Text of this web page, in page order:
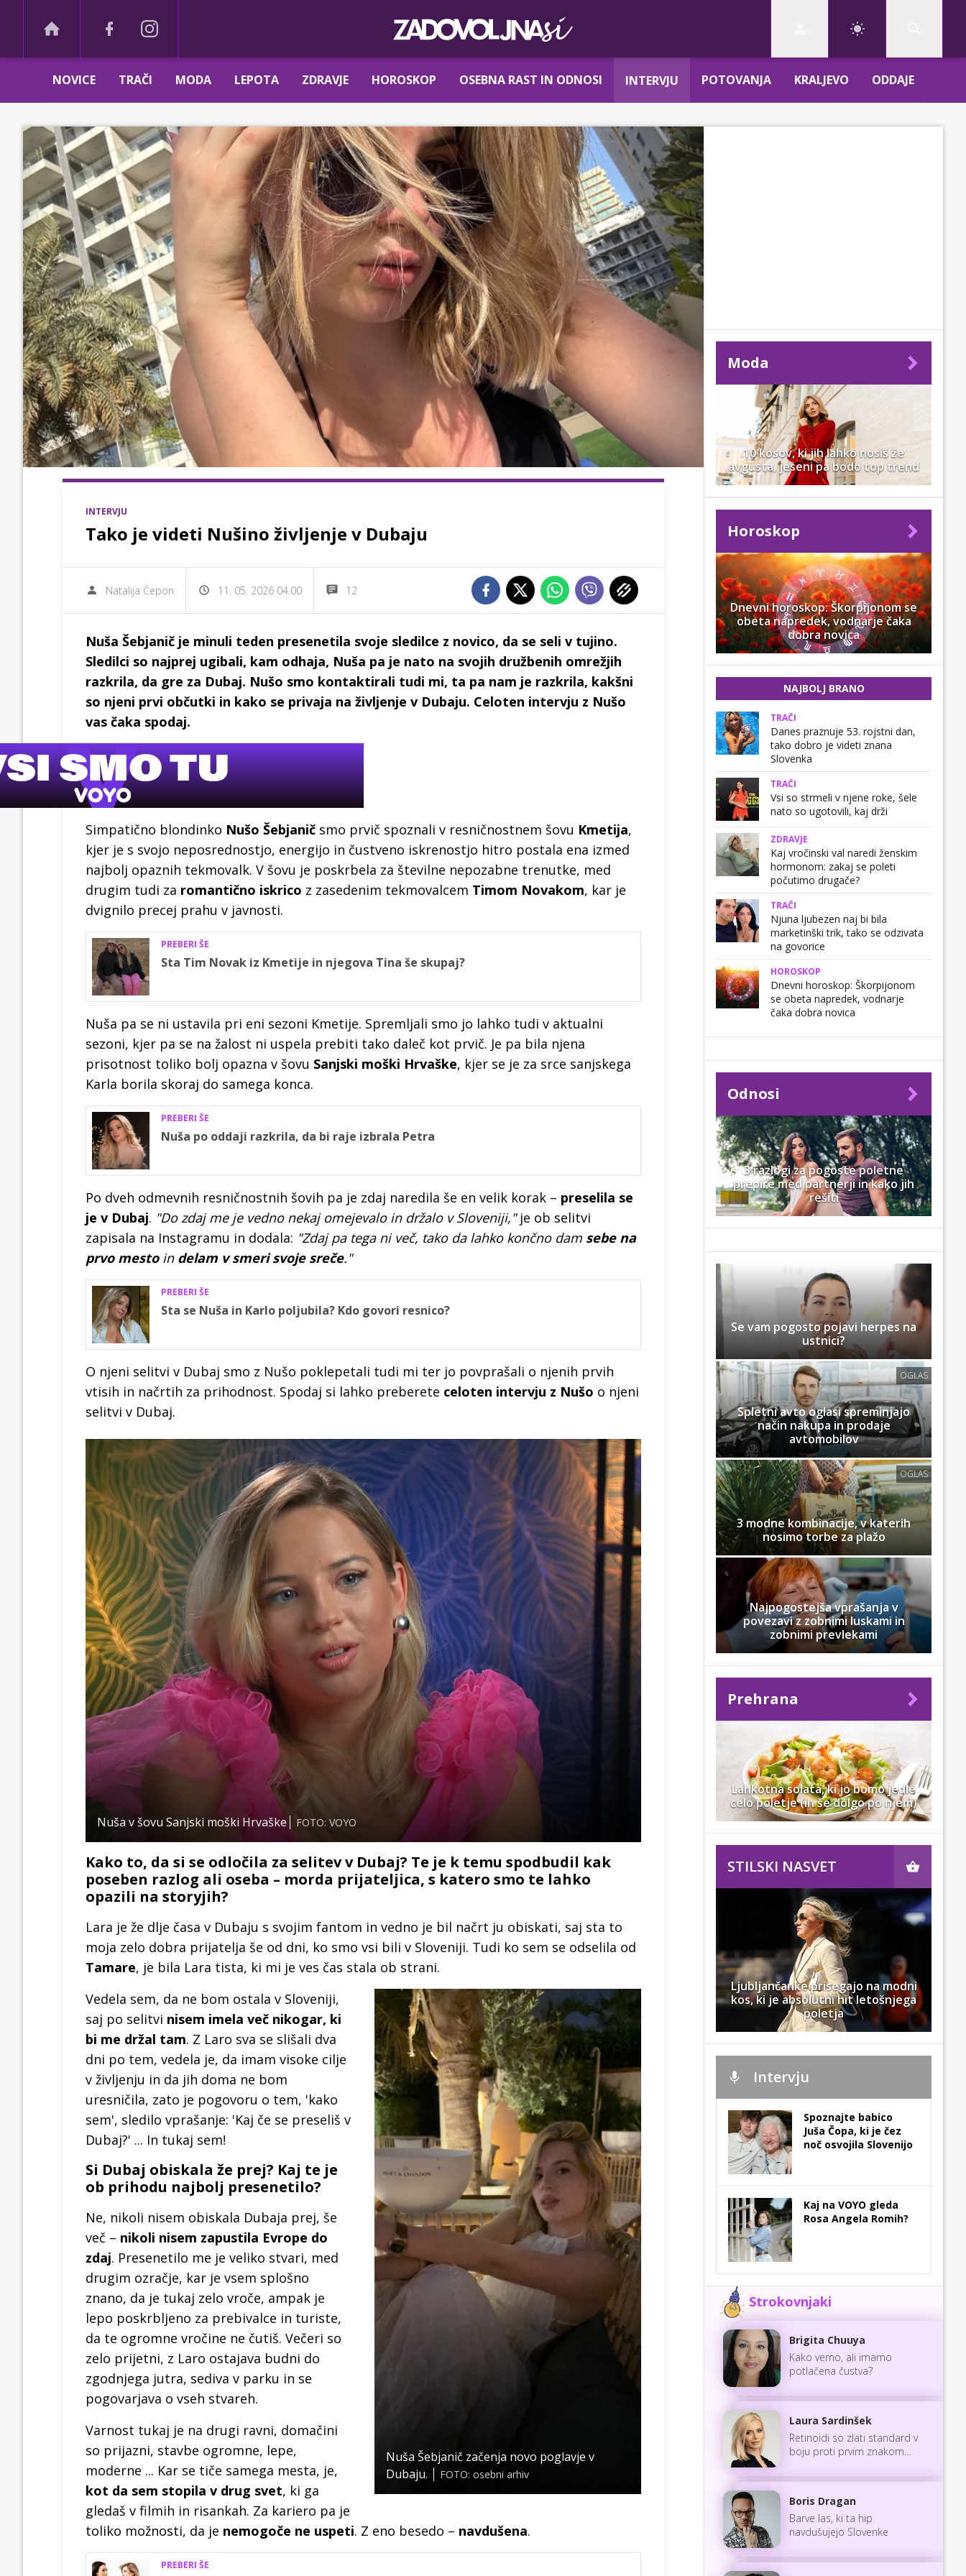
NOVICE TRAČI MODA LEPOTA ZDRAVJE HOROSKOP OSEBNA RAST IN ODNOSI INTERVJU POTOVANJA KRALJEVO ODDAJE
INTERVJU
Tako je videti Nušino življenje v Dubaju
Natalija Čepon 11. 05. 2026 04.00 12
Nuša Šebjanič je minuli teden presenetila svoje sledilce z novico, da se seli v tujino.
Sledilci so najprej ugibali, kam odhaja, Nuša pa je nato na svojih družbenih omrežjih
razkrila, da gre za Dubaj. Nušo smo kontaktirali tudi mi, ta pa nam je razkrila, kakšni
so njeni prvi občutki in kako se privaja na življenje v Dubaju. Celoten intervju z Nušo
vas čaka spodaj.
Simpatično blondinko Nušo Šebjanič smo prvič spoznali v resničnostnem šovu Kmetija,
kjer je s svojo neposrednostjo, energijo in čustveno iskrenostjo hitro postala ena izmed
najbolj opaznih tekmovalk. V šovu je poskrbela za številne nepozabne trenutke, med
drugim tudi za romantično iskrico z zasedenim tekmovalcem Timom Novakom, kar je
dvignilo precej prahu v javnosti.
PREBERI ŠE
Sta Tim Novak iz Kmetije in njegova Tina še skupaj?
Nuša pa se ni ustavila pri eni sezoni Kmetije. Spremljali smo jo lahko tudi v aktualni
sezoni, kjer pa se na žalost ni uspela prebiti tako daleč kot prvič. Je pa bila njena
prisotnost toliko bolj opazna v šovu Sanjski moški Hrvaške, kjer se je za srce sanjskega
Karla borila skoraj do samega konca.
PREBERI ŠE
Nuša po oddaji razkrila, da bi raje izbrala Petra
Po dveh odmevnih resničnostnih šovih pa je zdaj naredila še en velik korak – preselila se
je v Dubaj. "Do zdaj me je vedno nekaj omejevalo in držalo v Sloveniji,"je ob selitvi
zapisala na Instagramu in dodala: "Zdaj pa tega ni več, tako da lahko končno dam sebe na
prvo mesto in delam v smeri svoje sreče."
PREBERI ŠE
Sta se Nuša in Karlo poljubila? Kdo govori resnico?
O njeni selitvi v Dubaj smo z Nušo poklepetali tudi mi ter jo povprašali o njenih prvih
vtisih in načrtih za prihodnost. Spodaj si lahko preberete celoten intervju z Nušo o njeni
selitvi v Dubaj.
Nuša v šovu Sanjski moški Hrvaške FOTO: VOYO
Kako to, da si se odločila za selitev v Dubaj? Te je k temu spodbudil kak
poseben razlog ali oseba – morda prijateljica, s katero smo te lahko
opazili na storyjih?
Lara je že dlje časa v Dubaju s svojim fantom in vedno je bil načrt ju obiskati, saj sta to
moja zelo dobra prijatelja še od dni, ko smo vsi bili v Sloveniji. Tudi ko sem se odselila od
Tamare, je bila Lara tista, ki mi je ves čas stala ob strani.
Nuša Šebjanič začenja novo poglavje v
Dubaju.
FOTO: osebni arhiv
Vedela sem, da ne bom ostala v Sloveniji,
saj po selitvi nisem imela več nikogar, ki
bi me držal tam. Z Laro sva se slišali dva
dni po tem, vedela je, da imam visoke cilje
v življenju in da jih doma ne bom
uresničila, zato je pogovoru o tem, 'kako
sem', sledilo vprašanje: 'Kaj če se preseliš v
Dubaj?' ... In tukaj sem!
Si Dubaj obiskala že prej? Kaj te je
ob prihodu najbolj presenetilo?
Ne, nikoli nisem obiskala Dubaja prej, še
več – nikoli nisem zapustila Evrope do
zdaj. Presenetilo me je veliko stvari, med
drugim ozračje, kar je vsem splošno
znano, da je tukaj zelo vroče, ampak je
lepo poskrbljeno za prebivalce in turiste,
da te ogromne vročine ne čutiš. Večeri so
zelo prijetni, z Laro ostajava budni do
zgodnjega jutra, sediva v parku in se
pogovarjava o vseh stvareh.
Varnost tukaj je na drugi ravni, domačini
so prijazni, stavbe ogromne, lepe,
moderne ... Kar se tiče samega mesta, je,
kot da sem stopila v drug svet, ki ga
gledaš v filmih in risankah. Za kariero pa je
toliko možnosti, da je nemogoče ne uspeti. Z eno besedo – navdušena.
PREBERI ŠE
Moda
10 kosov, ki jih lahko nosiš že
avgusta, jeseni pa bodo top trend
Horoskop
Dnevni horoskop: Škorpijonom se
obeta napredek, vodnarje čaka
dobra novica
NAJBOLJ BRANO
TRAČI
Danes praznuje 53. rojstni dan,
tako dobro je videti znana
Slovenka
TRAČI
Vsi so strmeli v njene roke, šele
nato so ugotovili, kaj drži
ZDRAVJE
Kaj vročinski val naredi ženskim
hormonom: zakaj se poleti
počutimo drugače?
TRAČI
Njuna ljubezen naj bi bila
marketinški trik, tako se odzivata
na govorice
HOROSKOP
Dnevni horoskop: Škorpijonom
se obeta napredek, vodnarje
čaka dobra novica
Odnosi
3 razlogi za pogoste poletne
prepire med partnerji in kako jih
rešiti
Se vam pogosto pojavi herpes na
ustnici?
OGLAS
Spletni avto oglasi spreminjajo
način nakupa in prodaje
avtomobilov
OGLAS
3 modne kombinacije, v katerih
nosimo torbe za plažo
Najpogostejša vprašanja v
povezavi z zobnimi luskami in
zobnimi prevlekami
Prehrana
Lahkotna solata, ki jo bomo jedle
celo poletje (in še dolgo po njem)
STILSKI NASVET
Ljubljančanke prisegajo na modni
kos, ki je absolutni hit letošnjega
poletja
Intervju
Spoznajte babico
Juša Čopa, ki je čez
noč osvojila Slovenijo
Kaj na VOYO gleda
Rosa Angela Romih?
Strokovnjaki
Brigita Chuuya
Kako vemo, ali imamo
potlačena čustva?
Laura Sardinšek
Retinoidi so zlati standard v
boju proti prvim znakom
Boris Dragan
Barve las, ki ta hip
navdušujejo Slovenke